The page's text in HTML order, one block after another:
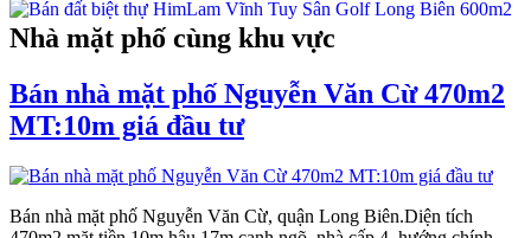
Nhà mặt phố cùng khu vực
Bán nhà mặt phố Nguyễn Văn Cừ 470m2
MT:10m giá đầu tư
Bán nhà mặt phố Nguyễn Văn Cừ, quận Long Biên.Diện tích